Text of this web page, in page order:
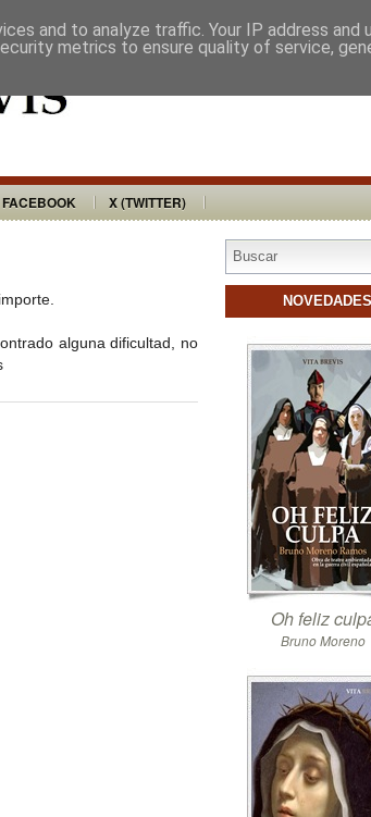
VITA BREVIS DISTRIBUIDORES
FACEBOOK X (TWITTER)
alguna dificultad, no
NOVEDADES
Oh feliz
Bruno Moreno
and to analyze traffic. Your IP address and
metrics to ensure quality of service,